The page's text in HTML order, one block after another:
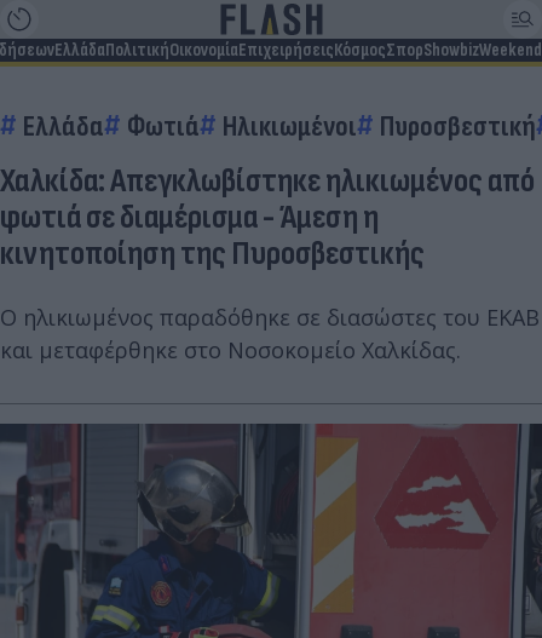
ΕλλάδαΠολιτικήΟικονομίαΕπιχειρήσειςΚόσμοςΣπορShowbizWeekend
Ελλάδα Φωτιά Ηλικιωμένοι Πυροσβεστική
Χαλκίδα: Απεγκλωβίστηκε ηλικιωμένος από
φωτιά σε διαμέρισμα - Άμεση η
κινητοποίηση της Πυροσβεστικής
Ο ηλικιωμένος παραδόθηκε σε διασώστες του ΕΚΑΒ
και μεταφέρθηκε στο Νοσοκομείο Χαλκίδας.